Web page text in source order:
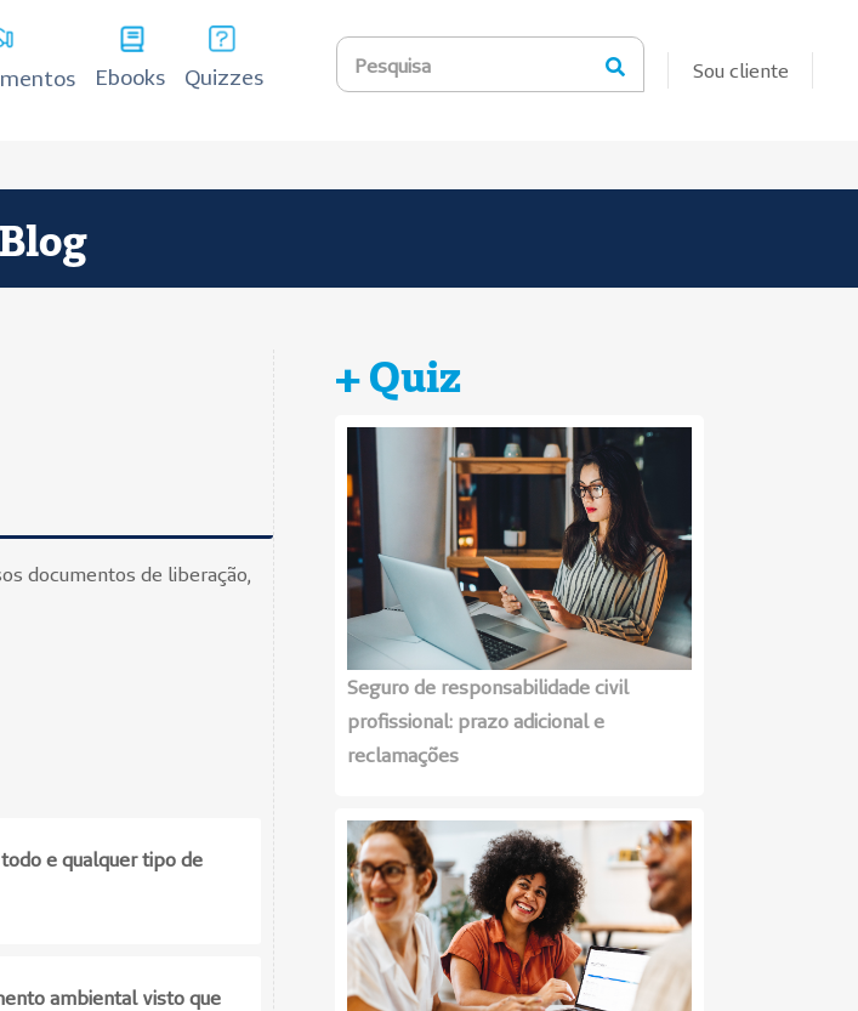
Ebooks Quizzes Pesquisa Sou cliente
Blog
documentos de liberação,
e qualquer tipo de
ambiental visto que
+ Quiz
Seguro de responsabilidade civil
profissional: prazo adicional e
reclamações